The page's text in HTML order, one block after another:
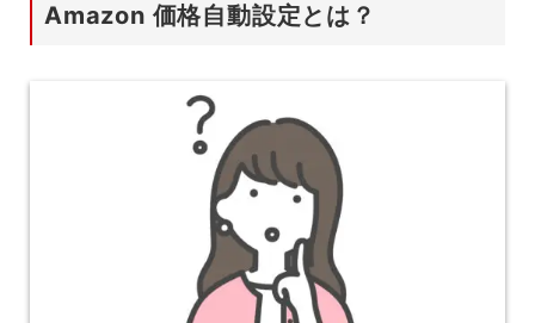
Amazon 価格自動設定とは？